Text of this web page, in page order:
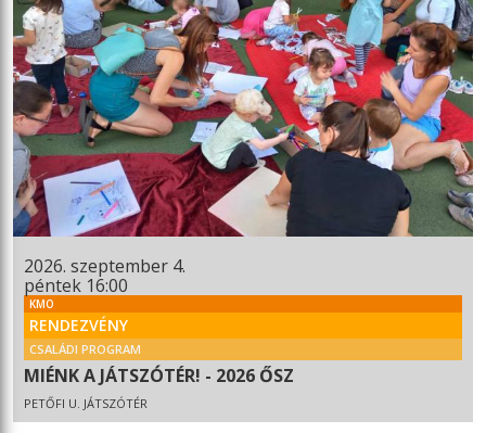
2026. szeptember 4.
péntek 16:00
KMO
RENDEZVÉNY
CSALÁDI PROGRAM
MIÉNK A JÁTSZÓTÉR! - 2026 ŐSZ
PETŐFI U. JÁTSZÓTÉR